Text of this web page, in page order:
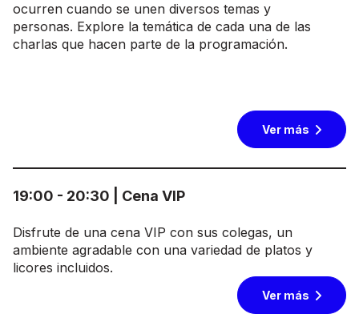
ocurren cuando se unen diversos temas y
personas. Explore la temática de cada una de las
charlas que hacen parte de la programación.
Ver más
19:00 - 20:30 | Cena VIP
Disfrute de una cena VIP con sus colegas, un
ambiente agradable con una variedad de platos y
licores incluidos.
Ver más